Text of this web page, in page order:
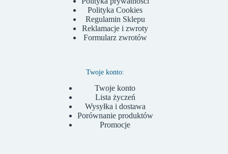
Polityka Cookies
Regulamin Sklepu
Reklamacje i zwroty
Formularz zwrotów
Twoje konto:
Twoje konto
Lista życzeń
Wysyłka i dostawa
Porównanie produktów
Promocje